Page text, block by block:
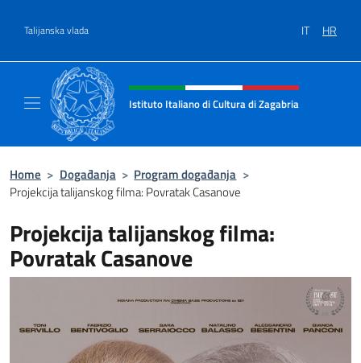
Talijanska vlada IT HR
Header, social and menu of site
Istituto Italiano di Cultura di Zagabria
Home > Događanja > Program događanja >
Projekcija talijanskog filma: Povratak Casanove
Projekcija talijanskog filma:
Povratak Casanove